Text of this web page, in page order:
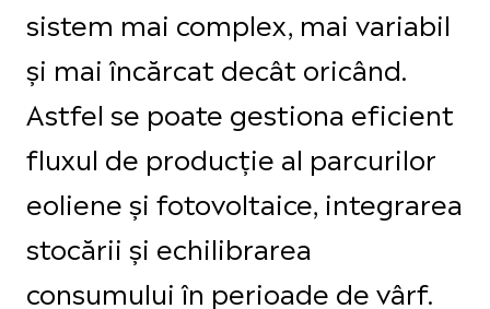
sistem mai complex, mai variabil
și mai încărcat decât oricând.
Astfel se poate gestiona eficient
fluxul de producție al parcurilor
eoliene și fotovoltaice, integrarea
stocării și echilibrarea
consumului în perioade de vârf.